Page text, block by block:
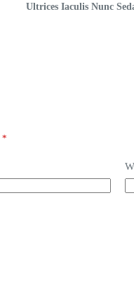
Ultrices Iaculis Nunc
*